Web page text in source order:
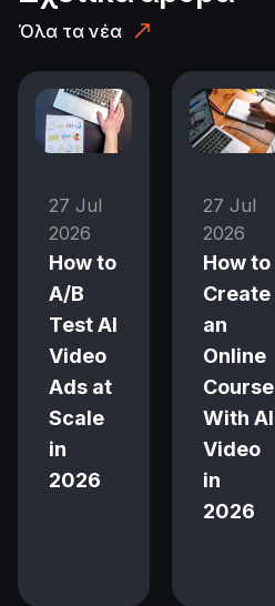
Όλα τα νέα
27 Jul
2026
How to
A/B
Test AI
Video
Ads at
Scale
in
2026
27 Jul
2026
How to
Create
an
Online
Course
With AI
Video
in
2026